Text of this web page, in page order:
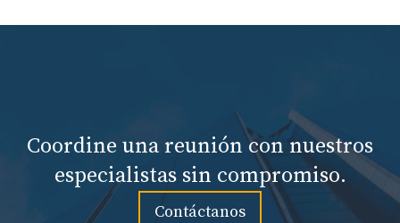
Coordine una reunión con nuestros
especialistas sin compromiso.
Contáctanos